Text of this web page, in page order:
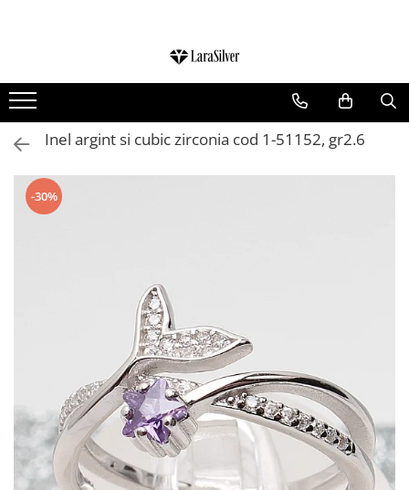
CERCEI ARGINT
BRATARI ARGINT
COLIERE ARGINT
LANTISOARE ARGINT
CRUCIULITE SI ICONITE ARGINT
BIJUTERII ARGINT PENTRU COPII
BIJUTERII ARGINT PENTRU BARBATI
INELE ARGINT
marime reglabila
marimea 47
marimea 48
marimea 49
Inel argint si cubic zirconia cod 1-51152, gr2.6
-30%